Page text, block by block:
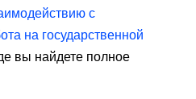
с
на государственной
вы найдете полное